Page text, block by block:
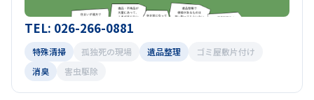
TEL: 026-266-0881
特殊清掃 孤独死の現場 遺品整理
ゴミ屋敷片付け
消臭
害虫駆除